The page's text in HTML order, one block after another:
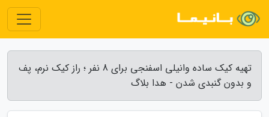
تهیه کیک ساده وانیلی اسفنجی برای 8 نفر ؛ راز کیک نرم، پف
و بدون گنبدی شدن - هدا بلاگ